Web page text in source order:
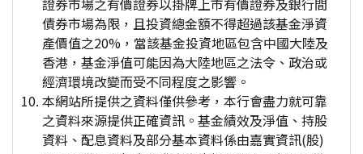
證券市場之有價證券以掛牌上市有價證券及銀行間
債券市場為限，且投資總金額不得超過該基金淨資
產價值之20%，當該基金投資地區包含中國大陸及
香港，基金淨值可能因為大陸地區之法令、政治或
經濟環境改變而受不同程度之影響。
本網站所提供之資料僅供參考，本行會盡力就可靠
之資料來源提供正確資訊。基金績效及淨值、持股
資料、配息資料及部分基本資料係由嘉實資訊(股)